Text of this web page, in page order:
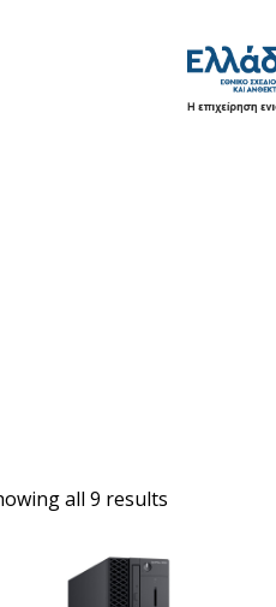
all 9 results